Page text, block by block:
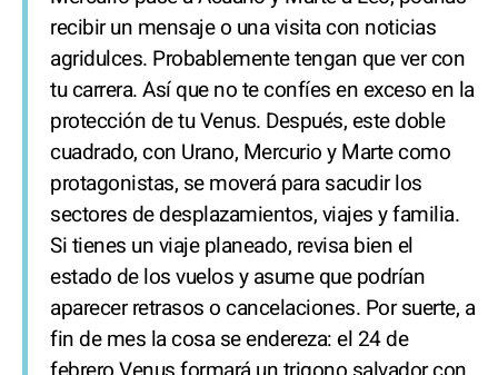
recibir un mensaje o una visita con noticias
agridulces. Probablemente tengan que ver con
tu carrera. Así que no te confíes en exceso en la
protección de tu Venus. Después, este doble
cuadrado, con Urano, Mercurio y Marte como
protagonistas, se moverá para sacudir los
sectores de desplazamientos, viajes y familia.
Si tienes un viaje planeado, revisa bien el
estado de los vuelos y asume que podrían
aparecer retrasos o cancelaciones. Por suerte, a
fin de mes la cosa se endereza: el 24 de